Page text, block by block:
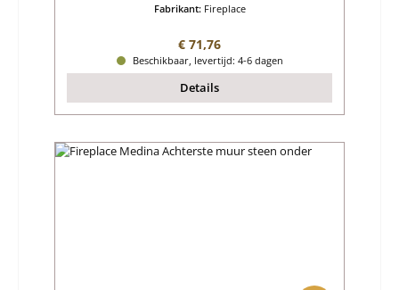
Fabrikant: Fireplace
Normale prijs:
€ 71,76
Beschikbaar, levertijd: 4-6 dagen
Details